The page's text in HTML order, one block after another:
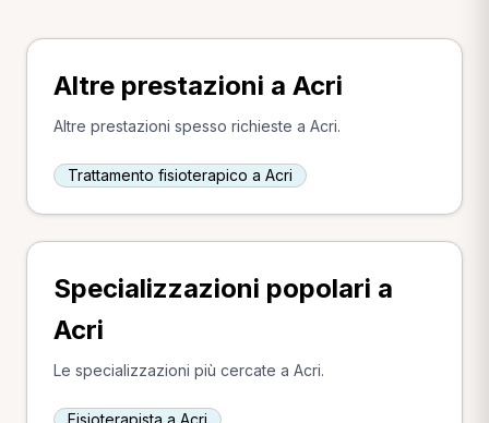
Altre prestazioni a Acri
Altre prestazioni spesso richieste a Acri.
Trattamento fisioterapico a Acri
Specializzazioni popolari a
Acri
Le specializzazioni più cercate a Acri.
Fisioterapista a Acri